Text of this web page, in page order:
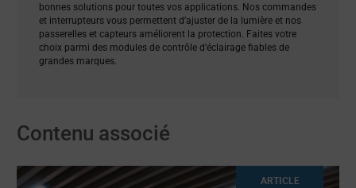
bonnes solutions pour toutes vos applications. Nos commandes
et interrupteurs vous permettent d’ajuster de la lumière et nos
passerelles et capteurs améliorent la protection. Faites votre
choix parmi des modules de contrôle d’éclairage fiables de
grandes marques.
Contenu associé
ARTICLE